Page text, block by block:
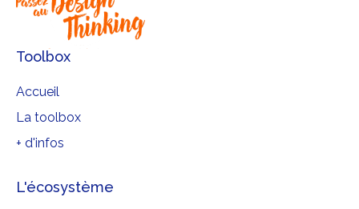
Toolbox
Accueil
La toolbox
+ d'infos
L'écosystème